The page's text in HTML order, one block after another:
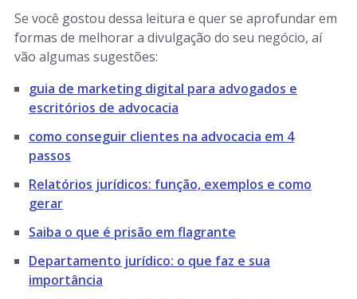
Se você gostou dessa leitura e quer se aprofundar em
formas de melhorar a divulgação do seu negócio, aí
vão algumas sugestões:
guia de marketing digital para advogados e
escritórios de advocacia
como conseguir clientes na advocacia em 4
passos
Relatórios jurídicos: função, exemplos e como
gerar
Saiba o que é prisão em flagrante
Departamento jurídico: o que faz e sua
importância